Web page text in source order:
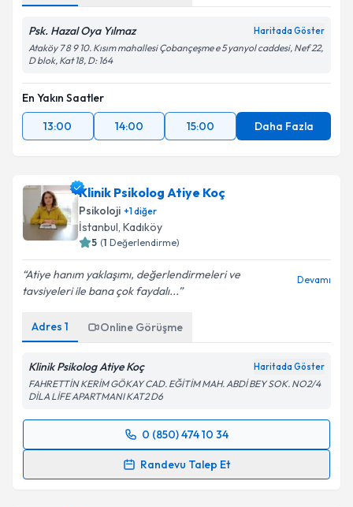
Psk. Hazal Oya Yılmaz Haritada Göster
Ataköy 7 8 9 10. Kısım mahallesi Çobançeşme e 5 yanyol caddesi, Nef 22,
D blok, Kat 18, D: 164
En Yakın Saatler
13:00
14:00 15:00 Daha Fazla
Klinik Psikolog Atiye Koç
Psikoloji +1diğer
İstanbul, Kadıköy
5 (1 Değerlendirme)
Atiye hanım yaklaşımı, değerlendirmeleri ve
tavsiyeleri ile bana çok faydalı...
Devamı
Adres 1 Online Görüşme
Klinik Psikolog Atiye Koç Haritada Göster
FAHRETTİN KERİM GÖKAY CAD. EĞİTİM MAH. ABDİ BEY SOK. NO2/4
DİLA LİFE APARTMANI KAT2 D6
0 (850) 474 10 34
Randevu Talep Et
Randevu Takvimi Talebi